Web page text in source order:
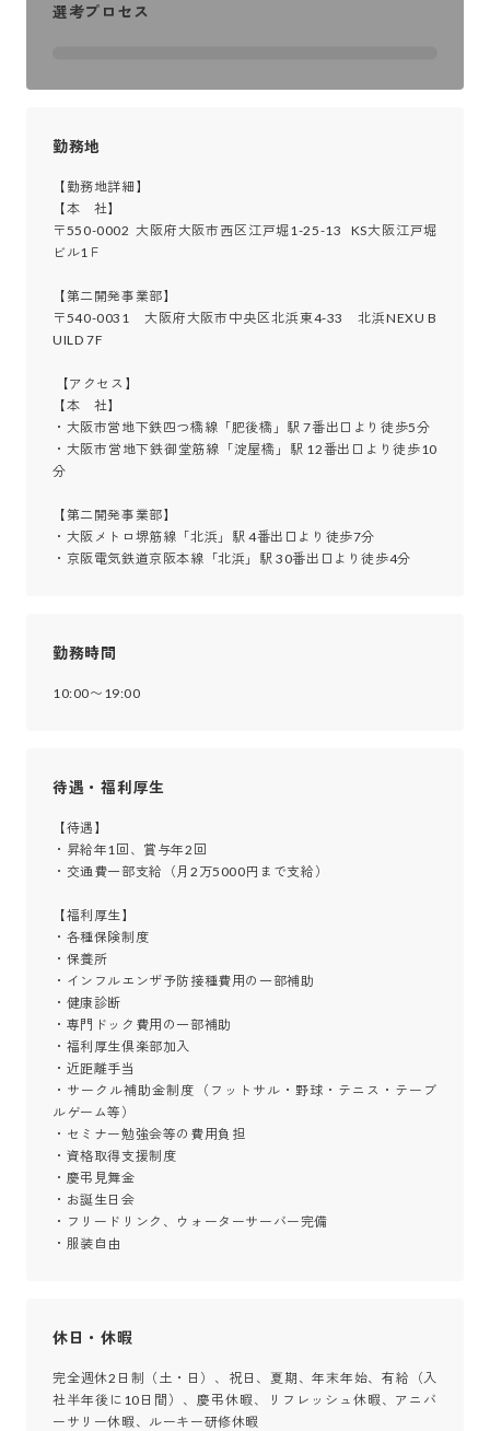
選考プロセス
勤務地
【勤務地詳細】
【本　社】
〒550-0002  大阪府大阪市西区江戸堀1-25-13   KS大阪江戸堀
ビル1Ｆ
【第二開発事業部】
〒540-0031　大阪府大阪市中央区北浜東4-33　北浜NEXU B
UILD 7F
【本　社】
・大阪市営地下鉄四つ橋線「肥後橋」駅 7番出口より徒歩5分
・大阪市営地下鉄御堂筋線「淀屋橋」駅 12番出口より徒歩10
分
【第二開発事業部】
・大阪メトロ堺筋線「北浜」駅 4番出口より徒歩7分
・京阪電気鉄道京阪本線「北浜」駅 30番出口より徒歩4分
勤務時間
10:00〜19:00
待遇・福利厚生
【待遇】
・昇給年1回、賞与年2回
・交通費一部支給（月2万5000円まで支給）
【福利厚生】
・各種保険制度
・保養所
・インフルエンザ予防接種費用の一部補助
・健康診断
・専門ドック費用の一部補助
・福利厚生倶楽部加入
・近距離手当
・サークル補助金制度（フットサル・野球・テニス・テーブ
ルゲーム等）
・セミナー勉強会等の費用負担
・資格取得支援制度
・慶弔見舞金
・お誕生日会
・フリードリンク、ウォーターサーバー完備
・服装自由
休日・休暇
完全週休2日制（土・日）、祝日、夏期、年末年始、有給（入
社半年後に10日間）、慶弔休暇、リフレッシュ休暇、アニバ
ーサリー休暇、ルーキー研修休暇